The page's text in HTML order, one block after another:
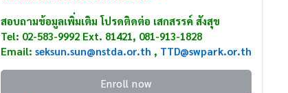
สอบถามข้อมูลเพิ่มเติม โปรดติดต่อ เสกสรรค์ สังสุข
Tel: 02-583-9992 Ext. 81421, 081-913-1828
Email:seksun.sun@nstda.or.th , TTD@swpark.or.th
Enroll now